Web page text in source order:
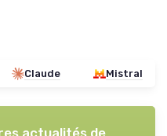
Claude Mistral